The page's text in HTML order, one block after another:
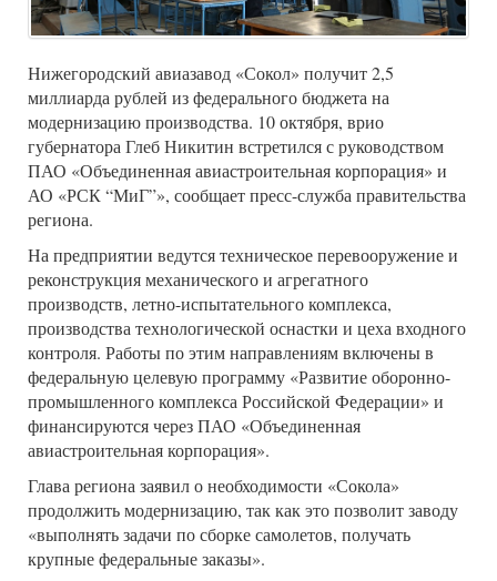
Нижегородский авиазавод «Сокол» получит 2,5
миллиарда рублей из федерального бюджета на
модернизацию производства. 10 октября, врио
губернатора Глеб Никитин встретился с руководством
ПАО «Объединенная авиастроительная корпорация» и
АО «РСК “МиГ”», сообщает пресс-служба правительства
региона.
На предприятии ведутся техническое перевооружение и
реконструкция механического и агрегатного
производств, летно-испытательного комплекса,
производства технологической оснастки и цеха входного
контроля. Работы по этим направлениям включены в
федеральную целевую программу «Развитие оборонно-
промышленного комплекса Российской Федерации» и
финансируются через ПАО «Объединенная
авиастроительная корпорация».
Глава региона заявил о необходимости «Сокола»
продолжить модернизацию, так как это позволит заводу
«выполнять задачи по сборке самолетов, получать
крупные федеральные заказы».